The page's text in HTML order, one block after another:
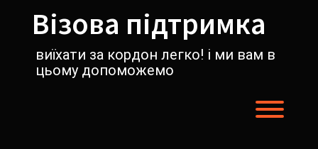
содержимомуВізова підтримка
виїхати за кордон легко! і ми вам в
цьому допоможемо